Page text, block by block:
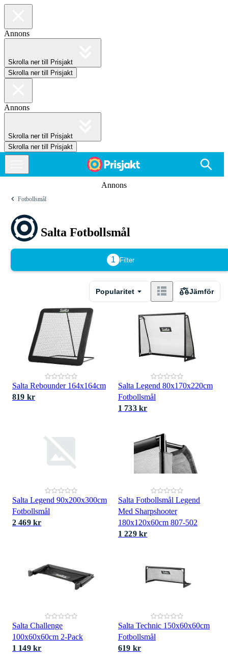
Annons
Skrolla ner till Prisjakt
Skrolla ner till Prisjakt
Annons
Skrolla ner till Prisjakt
Skrolla ner till Prisjakt
Annons
Fotbollsmål
Salta Fotbollsmål
1 Filter
Popularitet Jämför
Salta Rebounder 164x164cm
819 kr
Salta Legend 80x170x220cm
Fotbollsmål
1 733 kr
Salta Legend 90x200x300cm
Fotbollsmål
2 469 kr
Salta Fotbollsmål Legend
Med Sharpshooter
180x120x60cm 807-502
1 229 kr
Salta Challenge
100x60x60cm 2-Pack
1 149 kr
Salta Technic 150x60x60cm
Fotbollsmål
619 kr